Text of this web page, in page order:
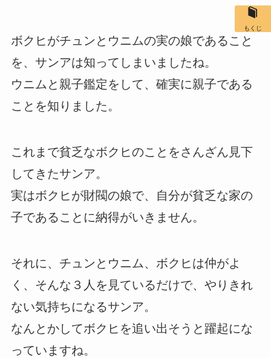
ボクヒがチュンとウニムの実の娘であること
を、サンアは知ってしまいましたね。
ウニムと親子鑑定をして、確実に親子である
ことを知りました。
これまで貧乏なボクヒのことをさんざん見下
してきたサンア。
実はボクヒが財閥の娘で、自分が貧乏な家の
子であることに納得がいきません。
それに、チュンとウニム、ボクヒは仲がよ
く、そんな３人を見ているだけで、やりきれ
ない気持ちになるサンア。
なんとかしてボクヒを追い出そうと躍起にな
っていますね。
もくじ